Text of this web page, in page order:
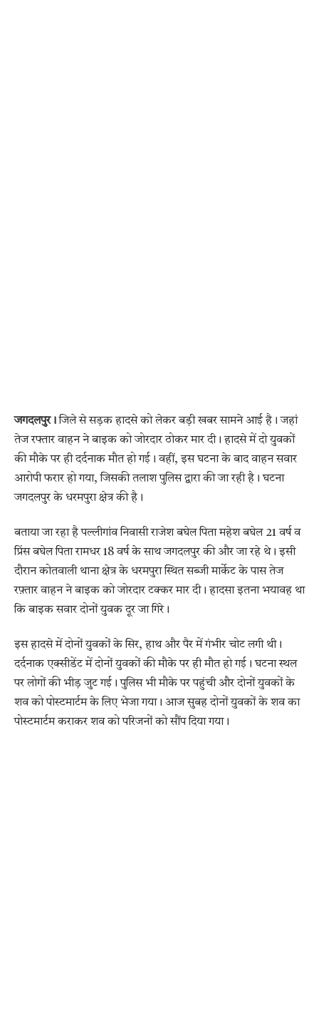
जगदलपुर। जिले से सड़क हादसे को लेकर बड़ी खबर सामने आई है। जहां
तेज रफ्तार वाहन ने बाइक को जोरदार ठोकर मार दी। हादसे में दो युवकों
की मौके पर ही दर्दनाक मौत हो गई। वहीं, इस घटना के बाद वाहन सवार
आरोपी फरार हो गया, जिसकी तलाश पुलिस द्वारा की जा रही है। घटना
जगदलपुर के धरमपुरा क्षेत्र की है।
बताया जा रहा है पल्लीगांव निवासी राजेश बघेल पिता महेश बघेल 21 वर्ष व
प्रिंस बघेल पिता रामधर 18 वर्ष के साथ जगदलपुर की और जा रहे थे। इसी
दौरान कोतवाली थाना क्षेत्र के धरमपुरा स्थित सब्जी मार्केट के पास तेज
रफ़्तार वाहन ने बाइक को जोरदार टक्कर मार दी। हादसा इतना भयावह था
कि बाइक सवार दोनों युवक दूर जा गिरे।
इस हादसे में दोनों युवकों के सिर, हाथ और पैर में गंभीर चोट लगी थी।
दर्दनाक एक्सीडेंट में दोनों युवकों की मौके पर ही मौत हो गई। घटना स्थल
पर लोगों की भीड़ जुट गई। पुलिस भी मौके पर पहुंची और दोनों युवकों के
शव को पोस्टमार्टम के लिए भेजा गया। आज सुबह दोनों युवकों के शव का
पोस्टमार्टम कराकर शव को परिजनों को सौंप दिया गया।